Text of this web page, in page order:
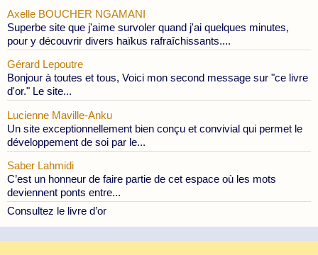
Axelle BOUCHER NGAMANI
Superbe site que j'aime survoler quand j'ai quelques minutes,
pour y découvrir divers haïkus rafraîchissants....
Gérard Lepoutre
Bonjour à toutes et tous, Voici mon second message sur "ce livre
d'or." Le site...
Lucienne Maville-Anku
Un site exceptionnellement bien conçu et convivial qui permet le
développement de soi par le...
Saber Lahmidi
C’est un honneur de faire partie de cet espace où les mots
deviennent ponts entre...
Consultez le livre d’or